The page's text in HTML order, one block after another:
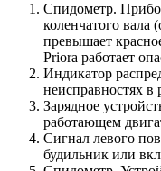
Спидометр.
коленчатого вала
превышает
Priora работает
Индикатор
неисправностях в
Зарядное
работающем
Сигнал левого
будильник или